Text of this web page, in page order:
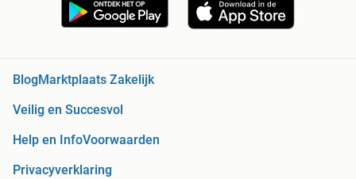
BlogMarktplaats Zakelijk
Veilig en Succesvol
Help en InfoVoorwaarden
Privacyverklaring